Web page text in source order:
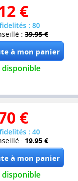
€
: 80
: 39.95 €
€
: 40
: 19.95 €